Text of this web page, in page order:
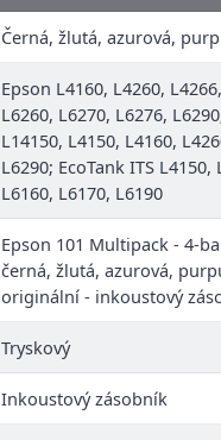
Černá, žlutá, azurová,
Epson L4160, L4260,
L6260, L6270, L6276,
L14150, L4150, L4160,
L6290; EcoTank ITS L4150,
L6160, L6170, L6190
Epson 101 Multipack - 4-
černá, žlutá, azurová,
originální - inkoustový
Tryskový
Inkoustový zásobník